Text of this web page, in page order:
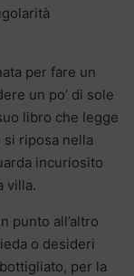
per fare un
un po’ di sole
libro che legge
si riposa nella
incuriosito
villa.
punto all’altro
o desideri
per la